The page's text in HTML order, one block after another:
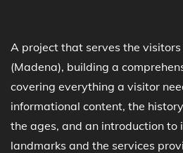
A project that serves the
(Madena), building a
covering everything a visitor
informational content, the
the ages, and an introduction to
landmarks and the services